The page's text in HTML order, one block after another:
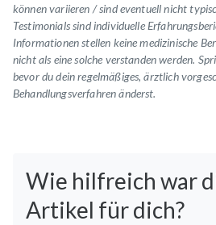
können variieren / sind eventuell nicht
Testimonialssind individuelle
Informationen stellen keine medizinische
nicht als eine solche verstanden werden.
bevor du dein regelmäßiges, ärztlich
Behandlungsverfahren änderst.
Wie hilfreich war
Artikel für dich?